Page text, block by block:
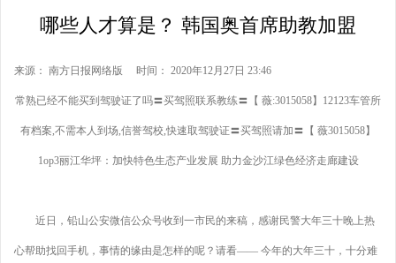
哪些人才算是？ 韩国奥首席助教加盟
来源： 南方日报网络版 时间： 2020年12月27日 23:46
常熟已经不能买到驾驶证了吗〓买驾照联系教练〓【 薇:3015058】12123车管所
有档案,不需本人到场,信誉驾校,快速取驾驶证〓买驾照请加〓【 薇3015058】
1op3丽江华坪：加快特色生态产业发展 助力金沙江绿色经济走廊建设
近日，铅山公安微信公众号收到一市民的来稿，感谢民警大年三十晚上热
心帮助找回手机，事情的缘由是怎样的呢？请看—— 今年的大年三十，十分难